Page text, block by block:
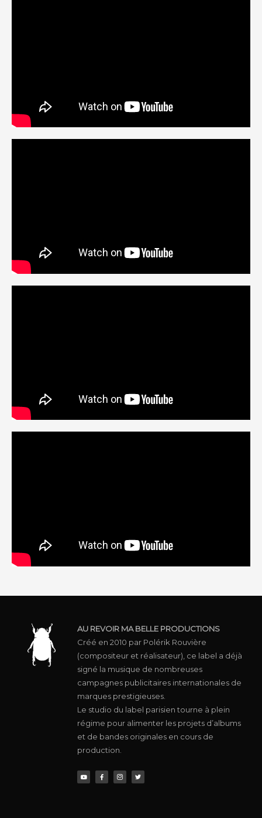
AU REVOIR MA BELLE PRODUCTIONS
Créé en 2010 par Polérik Rouvière
(compositeur et réalisateur), ce label a déjà
signé la musique de nombreuses
campagnes publicitaires internationales de
marques prestigieuses.
Le studio du label parisien tourne à plein
régime pour alimenter les projets d’albums
et de bandes originales en cours de
production.